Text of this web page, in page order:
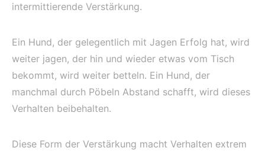
intermittierende Verstärkung.
Ein Hund, der gelegentlich mit Jagen Erfolg hat, wird
weiter jagen, der hin und wieder etwas vom Tisch
bekommt, wird weiter betteln. Ein Hund, der
manchmal durch Pöbeln Abstand schafft, wird dieses
Verhalten beibehalten.
Diese Form der Verstärkung macht Verhalten extrem